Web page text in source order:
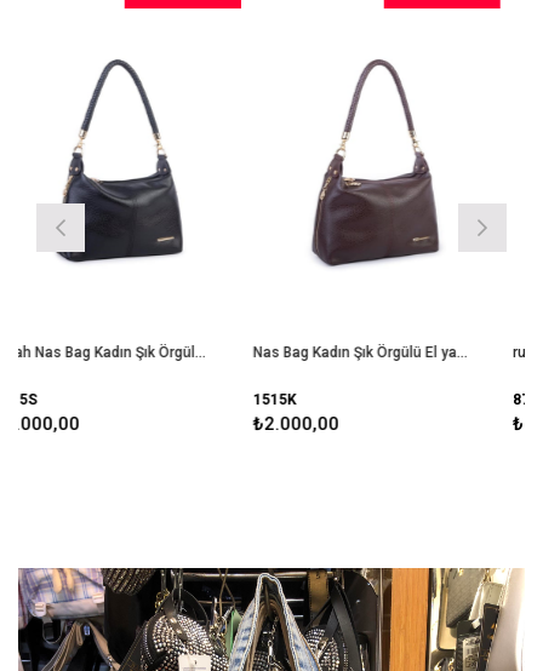
Siyah Nas Bag Kadın Şık Örgülü El yapımı Askılı Omuz ve Çapraz Çanta Victoria Nas Bag Kadın Şık Örgülü El yapımı Askılı Omuz ve Çapraz Çanta Kahve Victoria
₺2.000,00 ₺1.990,00